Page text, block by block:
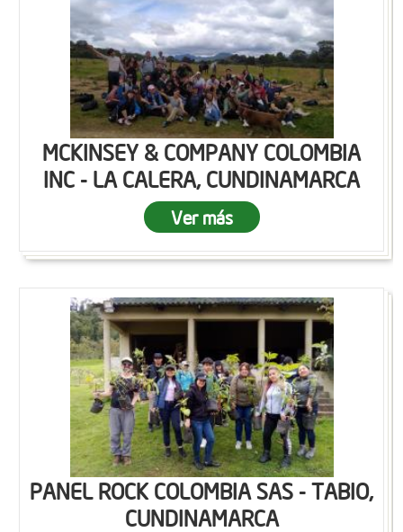
MCKINSEY & COMPANY COLOMBIA
INC - LA CALERA, CUNDINAMARCA
Ver más
PANEL ROCK COLOMBIA SAS - TABIO,
CUNDINAMARCA